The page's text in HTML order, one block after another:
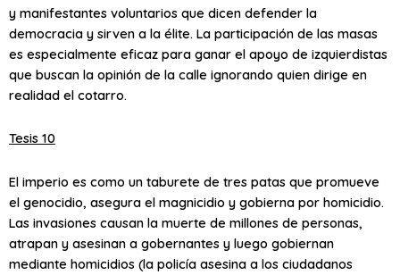
y manifestantes voluntarios que dicen defender la
democracia y sirven a la élite. La participación de las masas
es especialmente eficaz para ganar el apoyo de izquierdistas
que buscan la opinión de la calle ignorando quien dirige en
realidad el cotarro.
Tesis 10
El imperio es como un taburete de tres patas que promueve
el genocidio, asegura el magnicidio y gobierna por homicidio.
Las invasiones causan la muerte de millones de personas,
atrapan y asesinan a gobernantes y luego gobiernan
mediante homicidios (la policía asesina a los ciudadanos